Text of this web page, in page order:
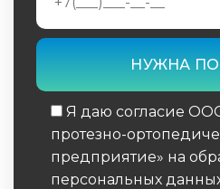
Я даю согласие
протезно-
предприятие» на
персональных